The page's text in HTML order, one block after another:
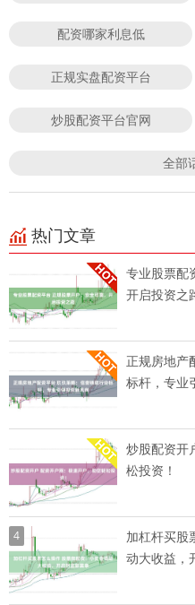
配资哪家利息低
正规实盘配资平台
炒股配资平台官网
全部
热门文章
专业股票配
开启投资之
正规房地产
标杆，专业
炒股配资开
松投资！
4
加杠杆买股
动大收益，